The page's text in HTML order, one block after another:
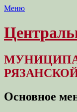
Меню
Основное